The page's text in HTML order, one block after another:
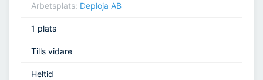
Arbetsplats: Deploja AB
1 plats
Tills vidare
Heltid